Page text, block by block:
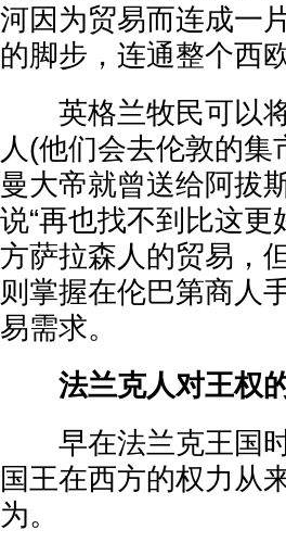
河因为贸易而连成一
的脚步，连通整个西
英格兰牧民可以将
人(他们会去伦敦的
曼大帝就曾送给阿拔
说“再也找不到比这
方萨拉森人的贸易，
则掌握在伦巴第商人
易需求。
法兰克人对王权
早在法兰克王国时
国王在西方的权力从
为。